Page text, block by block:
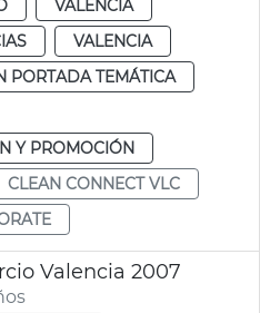
VALENCIA
VALENCIA
PORTADA TEMÁTICA
Y PROMOCIÓN
CLEAN CONNECT VLC
Valencia 2007